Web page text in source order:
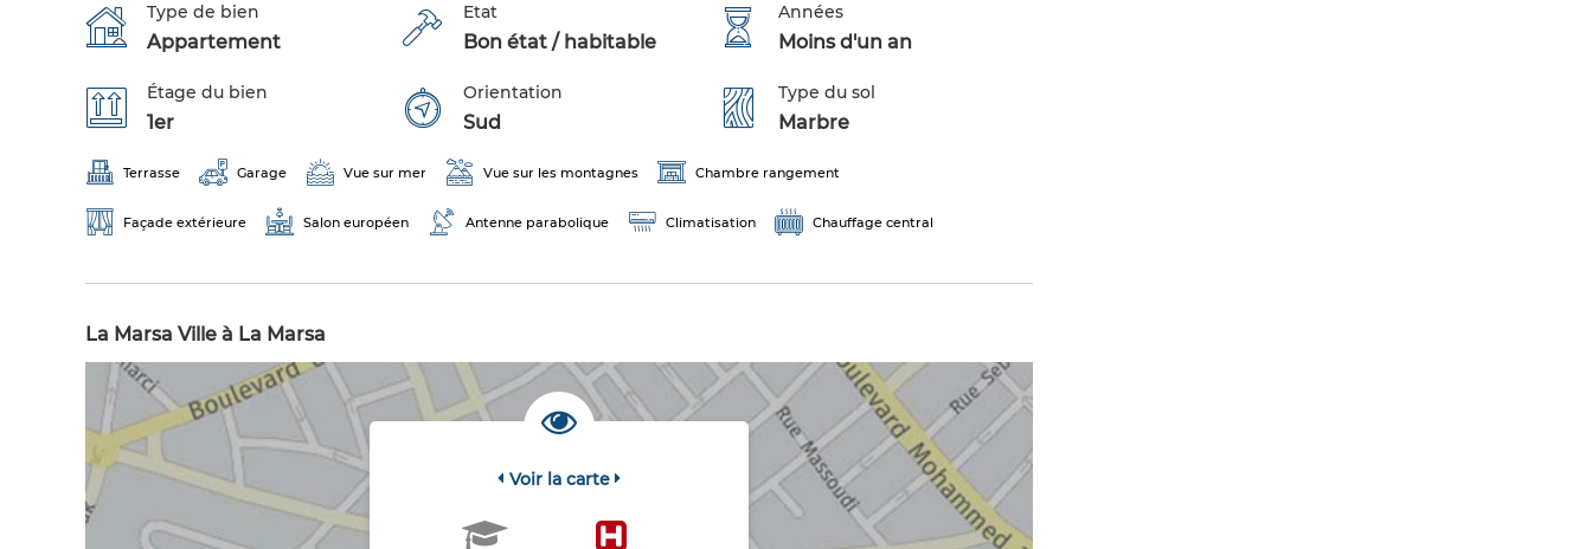
Type de bien
Appartement
Etat
Bon état / habitable
Années
Moins d'un an
Étage du bien
1er
Orientation
Sud
Type du sol
Marbre
Terrasse Garage Vue sur mer Vue sur les montagnes Chambre rangement
Façade extérieure Salon européen Antenne parabolique Climatisation Chauffage central
La Marsa Ville à La Marsa
Voir la carte